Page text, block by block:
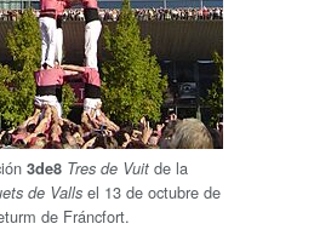
3de8 Tres de Vuit de la
de Valls el 13 de octubre de
de Fráncfort.